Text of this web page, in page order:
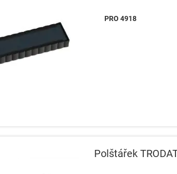
PRO 4918
Polštářek